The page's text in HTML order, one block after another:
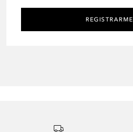
REGISTRARME